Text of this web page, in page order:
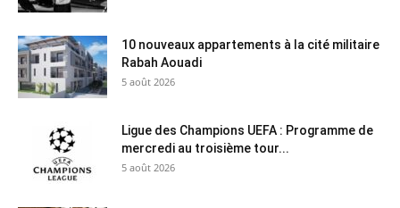
10 nouveaux appartements à la cité militaire
Rabah Aouadi
5 août 2026
Ligue des Champions UEFA : Programme de
mercredi au troisième tour...
5 août 2026